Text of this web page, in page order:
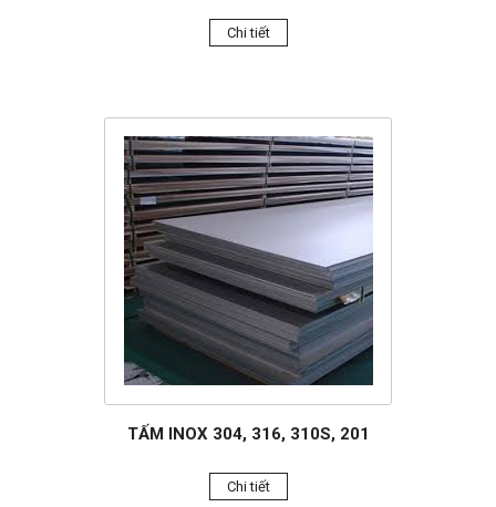
Chi tiết
TẤM INOX 304, 316, 310S, 201
Chi tiết